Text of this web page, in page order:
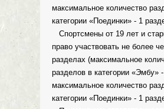
максимальное количество
категории «Поединки» - 1
Спортсмены от 19 лет и
право участвовать не более
разделах (максимальное
разделов в категории «Эмбу»
максимальное количество
категории «Поединки» - 1